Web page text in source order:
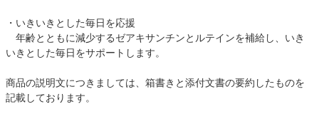
・いきいきとした毎日を応援
年齢とともに減少するゼアキサンチンとルテインを補給し、いき
いきとした毎日をサポートします。
商品の説明文につきましては、箱書きと添付文書の要約したものを
記載しております。